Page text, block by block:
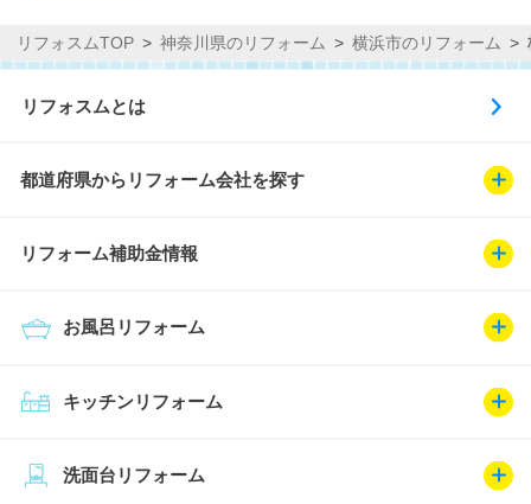
リフォスムTOP 神奈川県のリフォーム 横浜市のリフォーム
リフォスムとは
都道府県からリフォーム会社を探す
リフォーム補助金情報
キッチンリフォーム
お風呂リフォーム
洗面台リフォーム